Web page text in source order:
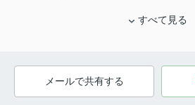
すべて見る
メールで共有する